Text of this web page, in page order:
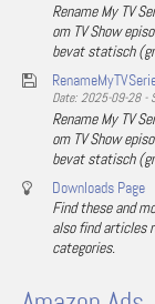
Rename My TV
om TV Show
bevat statisch
Date: 2025-09-28 -
Rename My TV
om TV Show
bevat statisch
Downloads Page
Find these and
also find articles
categories.